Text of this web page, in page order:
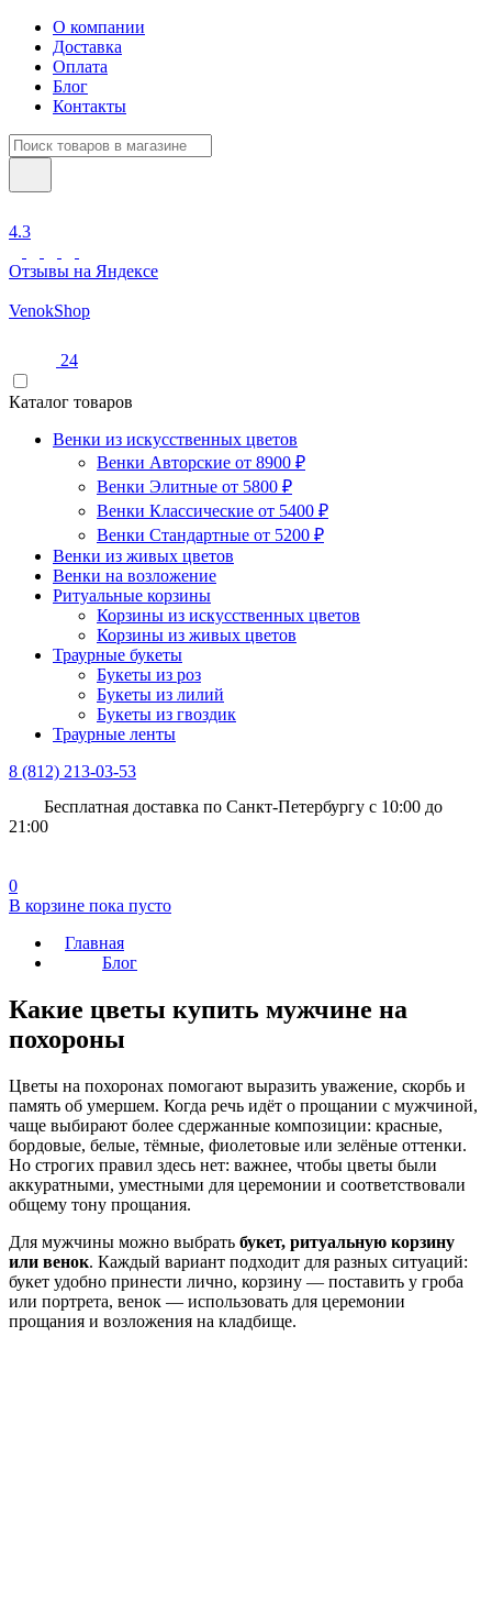
О компании
Доставка
Оплата
Блог
Контакты
4.3
Отзывы на Яндексе
VenokShop
24
Каталог товаров
Венки из искусственных цветов
Венки Авторские от 8900 ₽
Венки Элитные от 5800 ₽
Венки Классические от 5400 ₽
Венки Стандартные от 5200 ₽
Венки из живых цветов
Венки на возложение
Ритуальные корзины
Корзины из искусственных цветов
Корзины из живых цветов
Траурные букеты
Букеты из роз
Букеты из лилий
Букеты из гвоздик
Траурные ленты
8 (812) 213-03-53
Бесплатная доставка по Санкт-Петербургу с 10:00 до
21:00
0
В корзине пока пусто
Главная
Блог
Какие цветы купить мужчине на
похороны
Цветы на похоронах помогают выразить уважение, скорбь и
память об умершем. Когда речь идёт о прощании с мужчиной,
чаще выбирают более сдержанные композиции: красные,
бордовые, белые, тёмные, фиолетовые или зелёные оттенки.
Но строгих правил здесь нет: важнее, чтобы цветы были
аккуратными, уместными для церемонии и соответствовали
общему тону прощания.
Для мужчины можно выбрать букет, ритуальную корзину
или венок. Каждый вариант подходит для разных ситуаций:
букет удобно принести лично, корзину — поставить у гроба
или портрета, венок — использовать для церемонии
прощания и возложения на кладбище.